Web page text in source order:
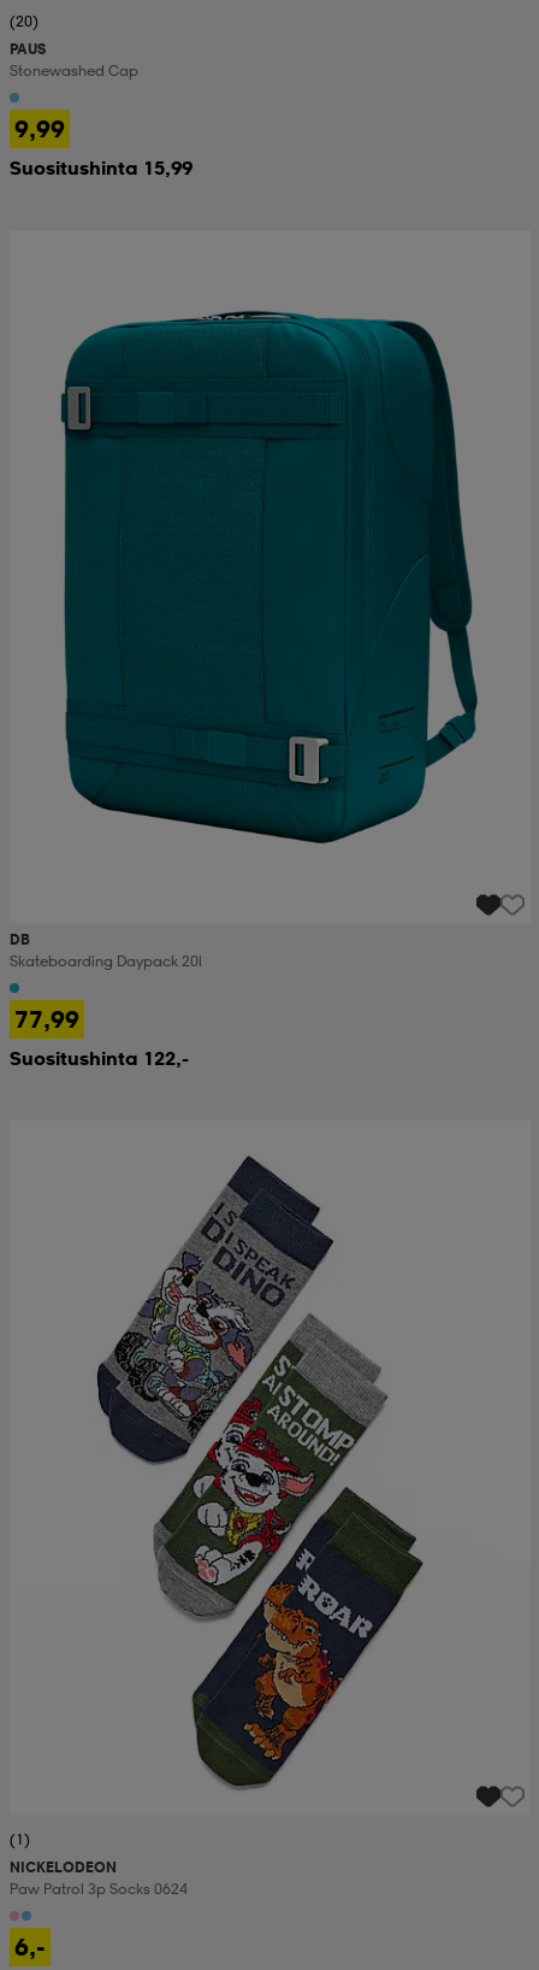
(20)
PAUS
Stonewashed Cap
9,99
Suositushinta 15,99
DB
Skateboarding Daypack 20l
77,99
Suositushinta 122,-
(1)
NICKELODEON
Paw Patrol 3p Socks 0624
6,-